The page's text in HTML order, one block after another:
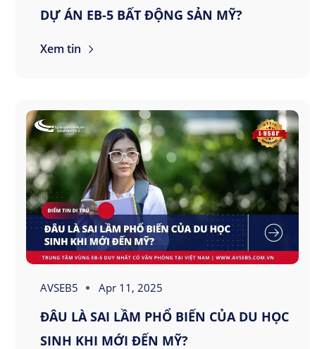
DỰ ÁN EB-5 BẤT ĐỘNG SẢN MỸ?
Xem tin
AVSEB5 Apr 11, 2025
ĐÂU LÀ SAI LẦM PHỔ BIẾN CỦA DU HỌC
SINH KHI MỚI ĐẾN MỸ?